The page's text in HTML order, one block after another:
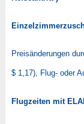
Preisänderungen
$ 1,17), Flug- oder
Flugzeiten mit